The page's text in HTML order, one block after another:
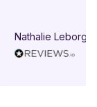
Nathalie Leborgne